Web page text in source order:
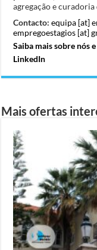
agregação e
Contacto: equipa [at]
empregoestagios [at]
Saiba mais sobre nós
LinkedIn
Mais ofertas